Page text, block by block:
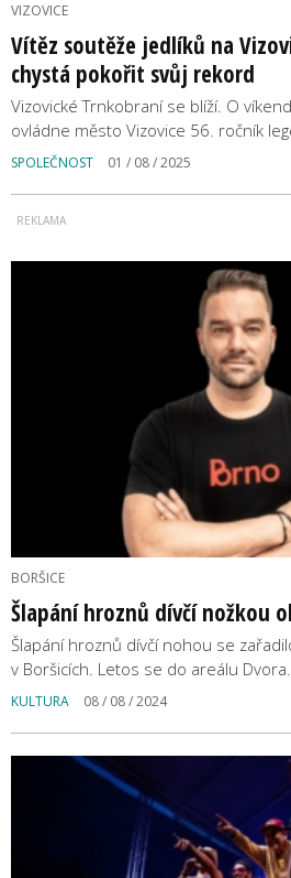
VIZOVICE
Vítěz soutěže jedlíků na
chystá pokořit svůj rekord
Vizovické Trnkobraní se blíží. O
ovládne město Vizovice 56. ročník
SPOLEČNOST 01 / 08 / 2025
BORŠICE
Šlapání hroznů dívčí nožkou
Šlapání hroznů dívčí nohou se
v Boršicích. Letos se do areálu
KULTURA 08 / 08 / 2024